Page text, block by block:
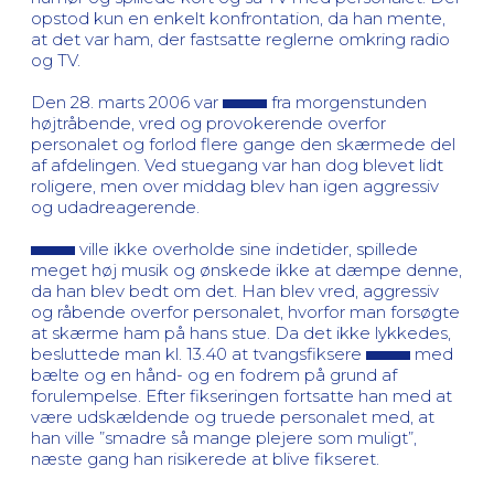
opstod kun en enkelt konfrontation, da han mente,
at det var ham, der fastsatte reglerne omkring radio
og TV.
Den 28. marts 2006 var
fra morgenstunden
højtråbende, vred og provokerende overfor
personalet og forlod flere gange den skærmede del
af afdelingen. Ved stuegang var han dog blevet lidt
roligere, men over middag blev han igen aggressiv
og udadreagerende.
ville ikke overholde sine indetider, spillede
meget høj musik og ønskede ikke at dæmpe denne,
da han blev bedt om det. Han blev vred, aggressiv
og råbende overfor personalet, hvorfor man forsøgte
at skærme ham på hans stue. Da det ikke lykkedes,
besluttede man kl. 13.40 at tvangsfiksere
med
bælte og en hånd- og en fodrem på grund af
forulempelse. Efter fikseringen fortsatte han med at
være udskældende og truede personalet med, at
han ville ”smadre så mange plejere som muligt”,
næste gang han risikerede at blive fikseret.